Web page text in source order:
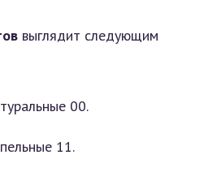
выглядит следующим
00.
11.